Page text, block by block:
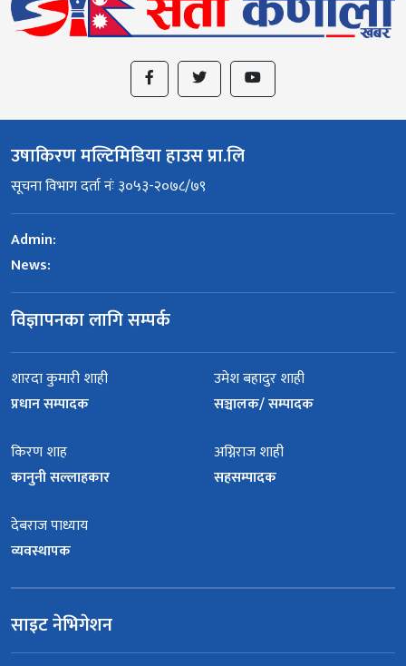
उषाकिरण मल्टिमिडिया हाउस प्रा.लि
सूचना विभाग दर्ता नंः ३०५३-२०७८/७९
Admin:
News:
विज्ञापनका लागि सम्पर्क
शारदा कुमारी शाही
प्रधान सम्पादक
उमेश बहादुर शाही
सञ्चालक/ सम्पादक
किरण शाह
कानुनी सल्लाहकार
अग्निराज शाही
सहसम्पादक
देबराज पाध्याय
व्यवस्थापक
साइट नेभिगेशन